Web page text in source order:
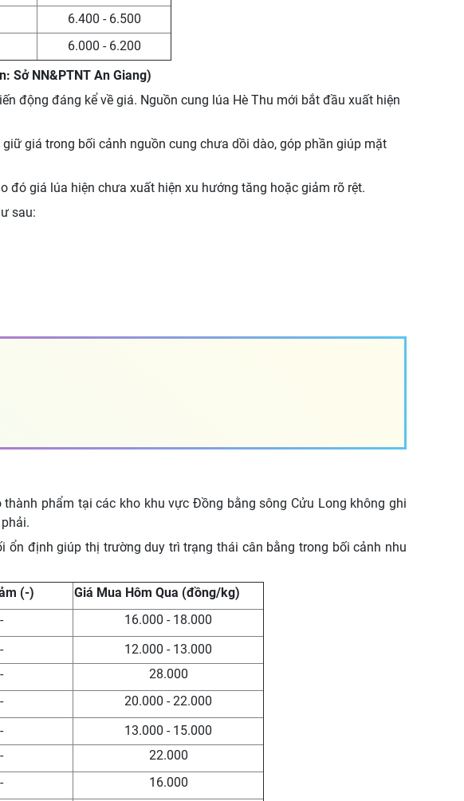
6.400 - 6.500
6.000 - 6.200
Sở NN&PTNT An Giang)
động đáng kể về giá. Nguồn cung lúa Hè Thu mới bắt đầu xuất hiện
giá trong bối cảnh nguồn cung chưa dồi dào, góp phần giúp mặt
đó giá lúa hiện chưa xuất hiện xu hướng tăng hoặc giảm rõ rệt.
sau:
phẩm tại các kho khu vực Đồng bằng sông Cửu Long không ghi
định giúp thị trường duy trì trạng thái cân bằng trong bối cảnh nhu
(-)
Giá Mua Hôm Qua (đồng/kg)
-
16.000 - 18.000
-
12.000 - 13.000
-
28.000
-
20.000 - 22.000
-
13.000 - 15.000
-
22.000
-
16.000